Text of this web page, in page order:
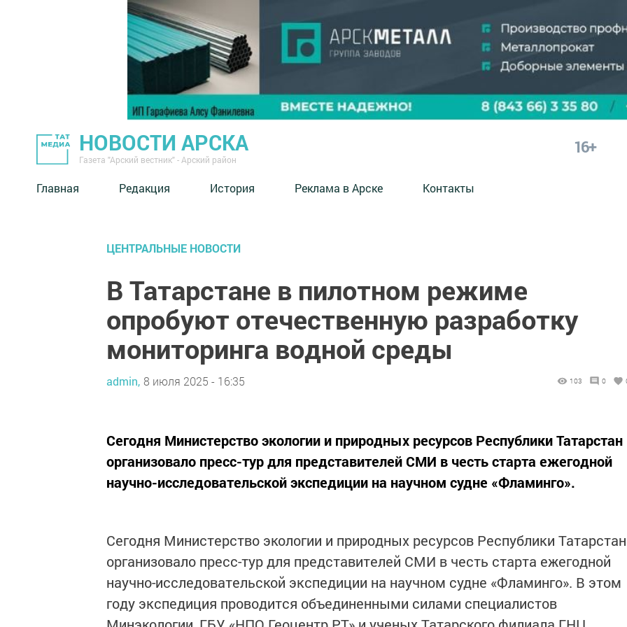
НОВОСТИ АРСКА
Газета "Арский вестник" - Арский район
16+
Главная Редакция История Реклама в Арске Контакты
ЦЕНТРАЛЬНЫЕ НОВОСТИ
В Татарстане в пилотном режиме
опробуют отечественную разработку
мониторинга водной среды
admin, 8 июля 2025 - 16:35 103 0
Сегодня Министерство экологии и природных ресурсов Республики Татарстан
организовало пресс-тур для представителей СМИ в честь старта ежегодной
научно-исследовательской экспедиции на научном судне «Фламинго».
Сегодня Министерство экологии и природных ресурсов Республики Татарстан
организовало пресс-тур для представителей СМИ в честь старта ежегодной
научно-исследовательской экспедиции на научном судне «Фламинго». В этом
году экспедиция проводится объединенными силами специалистов